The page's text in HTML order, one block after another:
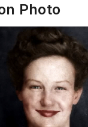
Photo